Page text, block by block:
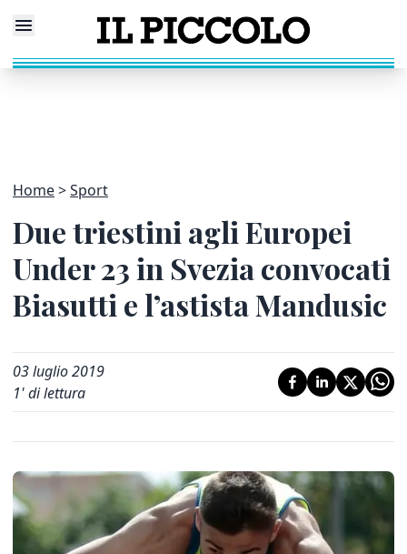
Home Sport
Due triestini agli Europei
Under 23 in Svezia convocati
Biasutti e l’astista Mandusic
03 luglio 2019
1' di lettura